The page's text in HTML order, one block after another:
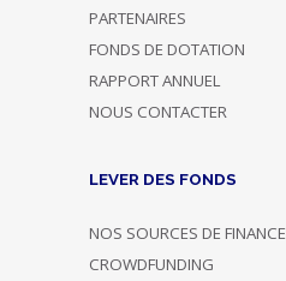
PARTENAIRES
FONDS DE DOTATION
RAPPORT ANNUEL
NOUS CONTACTER
LEVER DES FONDS
NOS SOURCES DE
CROWDFUNDING